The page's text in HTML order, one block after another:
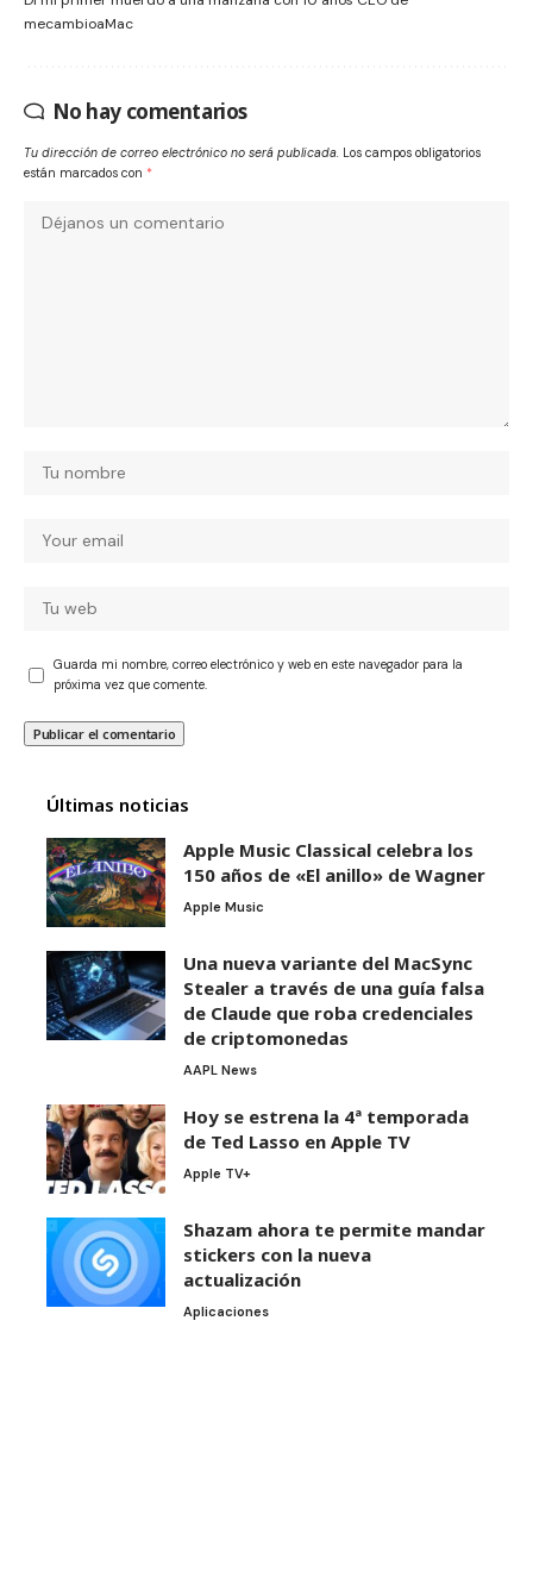
mecambioaMac
No hay comentarios
Tu dirección de correo electrónico no será publicada. Los campos obligatorios
están marcados con *
Guarda mi nombre, correo electrónico y web en este navegador para la
próxima vez que comente.
Últimas noticias
Apple Music Classical celebra los
150 años de «El anillo» de Wagner
Apple Music
Una nueva variante del MacSync
Stealer a través de una guía falsa
de Claude que roba credenciales
de criptomonedas
AAPL News
Hoy se estrena la 4ª temporada
de Ted Lasso en Apple TV
Apple TV+
Shazam ahora te permite mandar
stickers con la nueva
actualización
Aplicaciones